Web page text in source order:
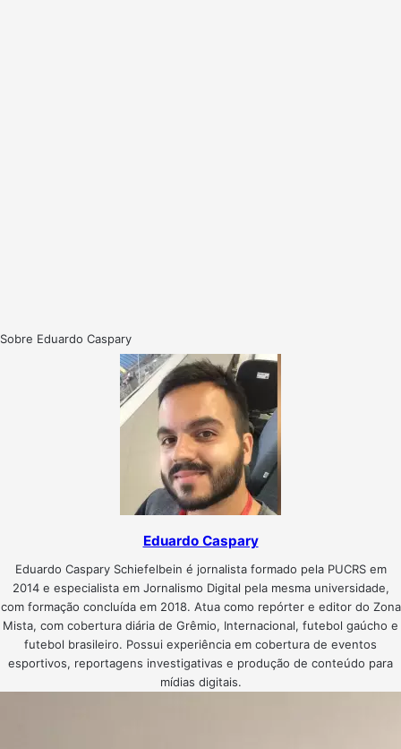
Sobre Eduardo Caspary
Eduardo Caspary
Eduardo Caspary Schiefelbein é jornalista formado pela PUCRS em
2014 e especialista em Jornalismo Digital pela mesma universidade,
com formação concluída em 2018. Atua como repórter e editor do Zona
Mista, com cobertura diária de Grêmio, Internacional, futebol gaúcho e
futebol brasileiro. Possui experiência em cobertura de eventos
esportivos, reportagens investigativas e produção de conteúdo para
mídias digitais.